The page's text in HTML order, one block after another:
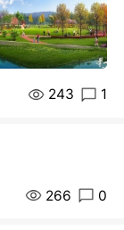
243 1
266 0